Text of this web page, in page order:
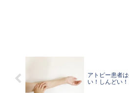
アトピー患者
い！しんどい